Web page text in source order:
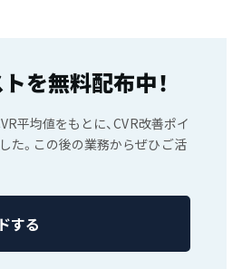
を無料配布中！
平均値をもとに、CVR改善ポイ
た。この後の業務からぜひご活
する